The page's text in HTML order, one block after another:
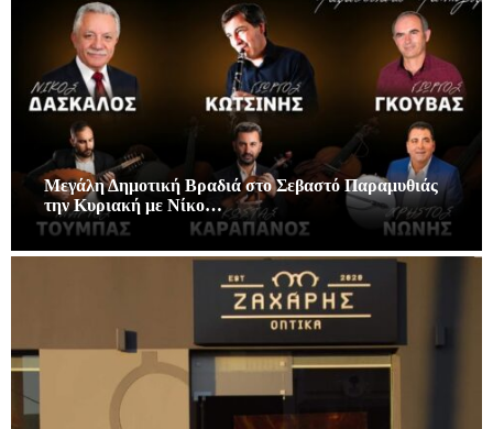
Μεγάλη Δημοτική Βραδιά στο Σεβαστό Παραμυθιάς
την Κυριακή με Νίκο…